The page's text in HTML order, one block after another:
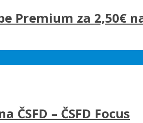
Premium za 2,50€
ČSFD – ČSFD Focus